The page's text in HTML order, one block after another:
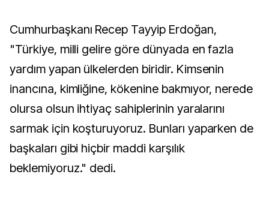
Cumhurbaşkanı Recep Tayyip Erdoğan,
"Türkiye, milli gelire göre dünyada en fazla
yardım yapan ülkelerden biridir. Kimsenin
inancına, kimliğine, kökenine bakmıyor, nerede
olursa olsun ihtiyaç sahiplerinin yaralarını
sarmak için koşturuyoruz. Bunları yaparken de
başkaları gibi hiçbir maddi karşılık
beklemiyoruz." dedi.